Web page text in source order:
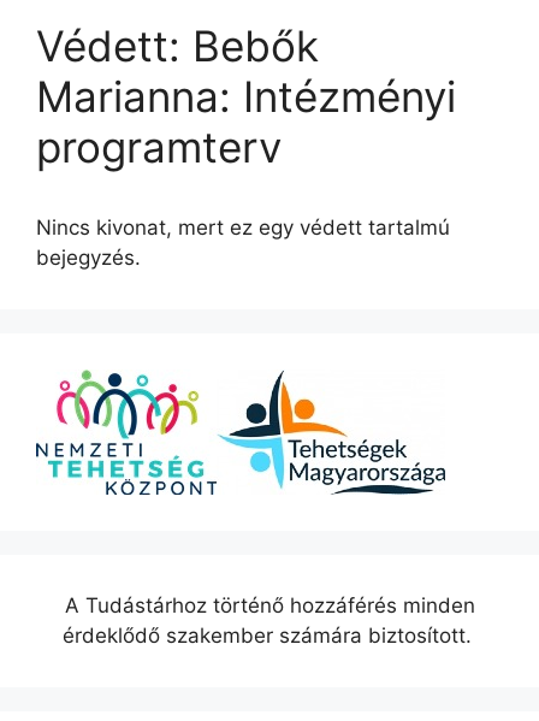
Védett: Bebők
Marianna: Intézményi
programterv
Nincs kivonat, mert ez egy védett tartalmú
bejegyzés.
A Tudástárhoz történő hozzáférés minden
érdeklődő szakember számára biztosított.